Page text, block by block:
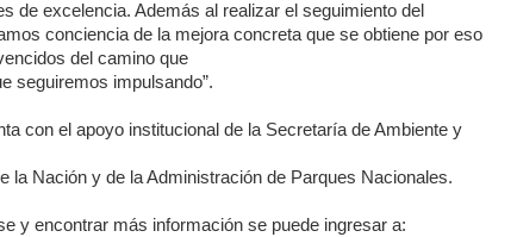
de excelencia. Además al realizar el seguimiento del
conciencia de la mejora concreta que se obtiene por eso
del camino que
seguiremos impulsando”.
con el apoyo institucional de la Secretaría de Ambiente y
la Nación y de la Administración de Parques Nacionales.
y encontrar más información se puede ingresar a: